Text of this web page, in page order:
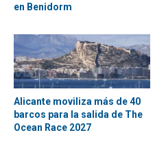
en Benidorm
Alicante moviliza más de 40
barcos para la salida de The
Ocean Race 2027